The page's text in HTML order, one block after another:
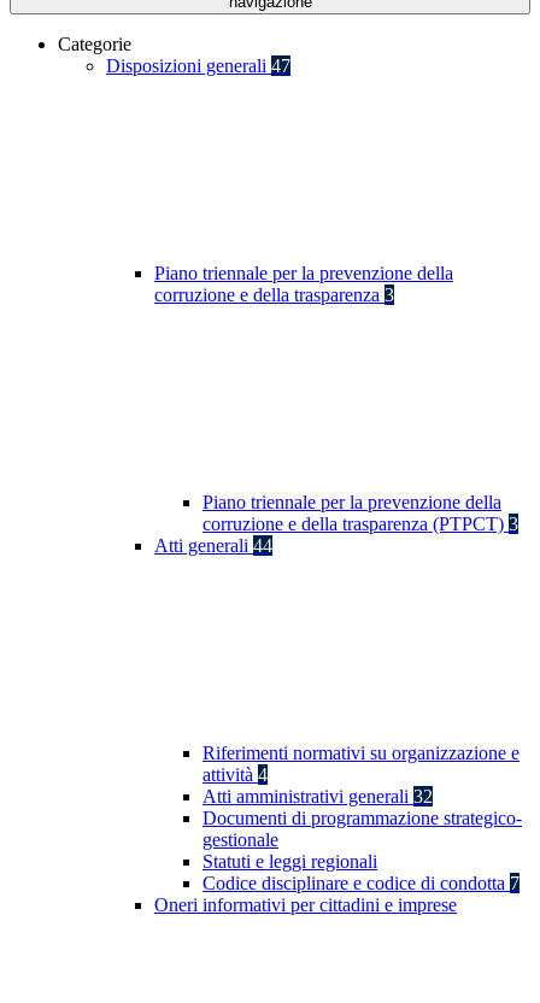
Categorie
Disposizioni generali 47
Piano triennale per la prevenzione della
corruzione e della trasparenza 3
Piano triennale per la prevenzione della
corruzione e della trasparenza (PTPCT) 3
Atti generali 44
Riferimenti normativi su organizzazione e
attività 4
Atti amministrativi generali 32
Documenti di programmazione strategico-
gestionale
Statuti e leggi regionali
Codice disciplinare e codice di condotta 7
Oneri informativi per cittadini e imprese